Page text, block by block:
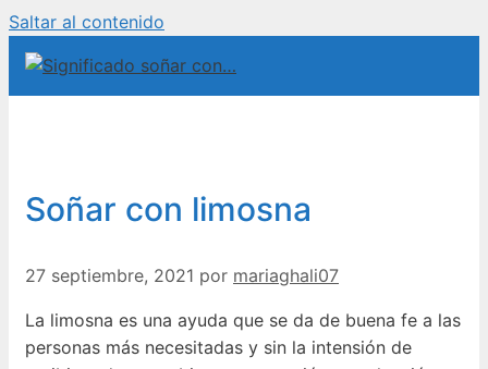
Saltar al contenido
Soñar con limosna
27 septiembre, 2021 por mariaghali07
La limosna es una ayuda que se da de buena fe a las
personas más necesitadas y sin la intensión de